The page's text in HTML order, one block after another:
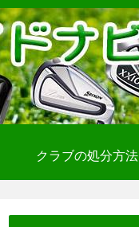
クラブの処分方法